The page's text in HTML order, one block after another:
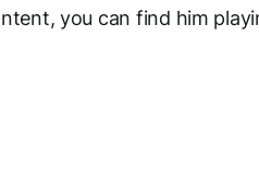
you can find him